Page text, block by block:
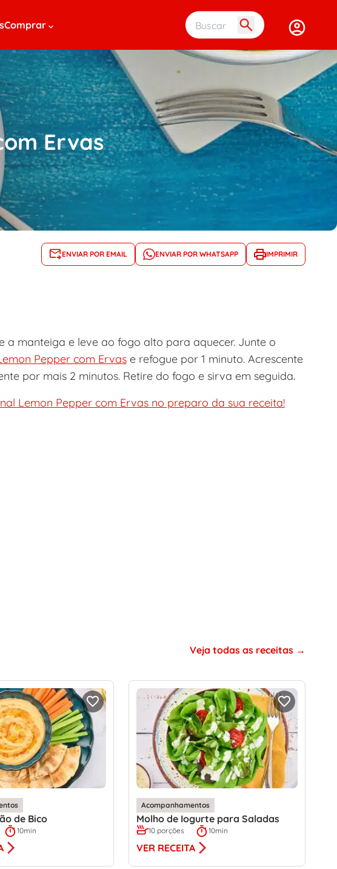
Comprar
Buscar
Ervas
ENVIAR POR EMAIL ENVIAR POR WHATSAPP IMPRIMIR
a manteiga e leve ao fogo alto para aquecer. Junte o
Pepper com Ervase refogue por 1 minuto. Acrescente
por mais 2 minutos. Retire do fogo e sirva em seguida.
Lemon Pepper com Ervas no preparo da sua receita!
Veja todas as receitas
de Bico
10min
Acompanhamentos
Molho de Iogurte para Saladas
10 porções 10min
VER RECEITA